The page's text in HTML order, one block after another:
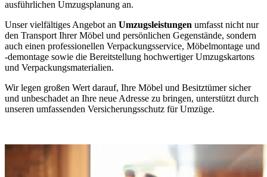
ausführlichen Umzugsplanung an.
Unser vielfältiges Angebot an Umzugsleistungen umfasst nicht nur
den Transport Ihrer Möbel und persönlichen Gegenstände, sondern
auch einen professionellen Verpackungsservice, Möbelmontage und
-demontage sowie die Bereitstellung hochwertiger Umzugskartons
und Verpackungsmaterialien.
Wir legen großen Wert darauf, Ihre Möbel und Besitztümer sicher
und unbeschadet an Ihre neue Adresse zu bringen, unterstützt durch
unseren umfassenden Versicherungsschutz für Umzüge.